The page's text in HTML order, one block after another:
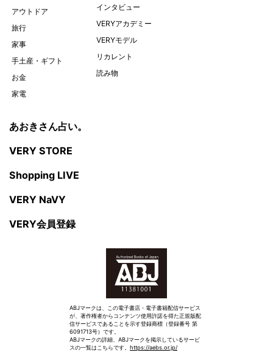
アウトドア
旅行
家事
手土産・ギフト
お金
家電
インタビュー
VERYアカデミー
VERYモデル
リカレント
読み物
あおきさん占い。
VERY STORE
Shopping LIVE
VERY NaVY
VERY会員登録
ABJマークは、この電子書店・電子書籍配信サービス
が、著作権者からコンテンツ使用許諾を得た正規版配
信サービスであることを示す登録商標（登録番号 第
6091713号）です。
ABJマークの詳細、ABJマークを掲示しているサービ
スの一覧はこちらです。 https://aebs.or.jp/